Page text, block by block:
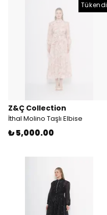
Tükendi
Z&Ç Collection
İthal Molino Taşlı Elbise
₺ 5,000.00